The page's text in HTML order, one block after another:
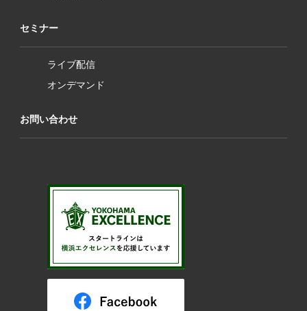
セミナー
ライブ配信
オンデマンド
お問い合わせ